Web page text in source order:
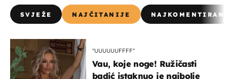
SVJEŽE NAJČITANIJE
"UUUUUUFFFF"
Vau, koje noge! Ružičasti
badić istaknuo je najbolje